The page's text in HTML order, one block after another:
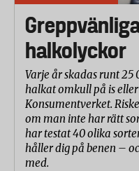
halkolyckor
Varje år skadas runt 25
halkat omkull på is
Konsumentverket.
om man inte har rätt
har testat 40 olika
håller dig på benen –
med.